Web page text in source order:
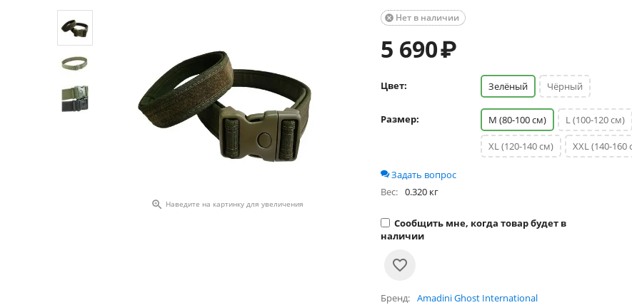
 Наведите на картинку для увеличения
Нет в наличии

5 690₽
Цвет: Зелёный Чёрный
Размер: M (80-100 см) L (100-120 см)
XL (120-140 см) XXL (140-160
Задать вопрос
Вес: 0.320 кг
Сообщить мне, когда товар будет в
наличии
Бренд Amadini Ghost International